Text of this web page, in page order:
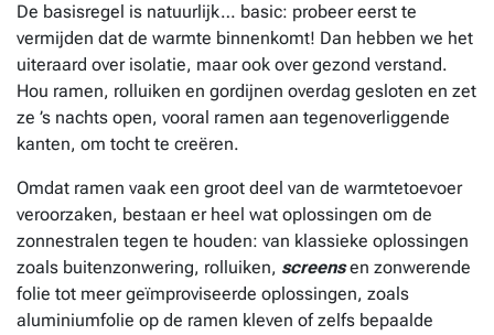
De basisregel is natuurlijk… basic: probeer eerst te
vermijden dat de warmte binnenkomt! Dan hebben we het
uiteraard over isolatie, maar ook over gezond verstand.
Hou ramen, rolluiken en gordijnen overdag gesloten en zet
ze ’s nachts open, vooral ramen aan tegenoverliggende
kanten, om tocht te creëren.
Omdat ramen vaak een groot deel van de warmtetoevoer
veroorzaken, bestaan er heel wat oplossingen om de
zonnestralen tegen te houden: van klassieke oplossingen
zoals buitenzonwering, rolluiken, screensen zonwerende
folie tot meer geïmproviseerde oplossingen, zoals
aluminiumfolie op de ramen kleven of zelfs bepaalde